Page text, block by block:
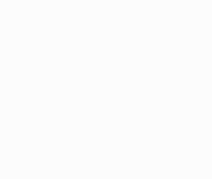
না হলে এই